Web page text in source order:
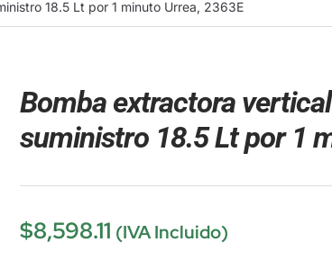
18.5 Lt por 1 minuto Urrea, 2363E
Bomba extractora
suministro 18.5 Lt por 1
$8,598.11 (IVA Incluido)